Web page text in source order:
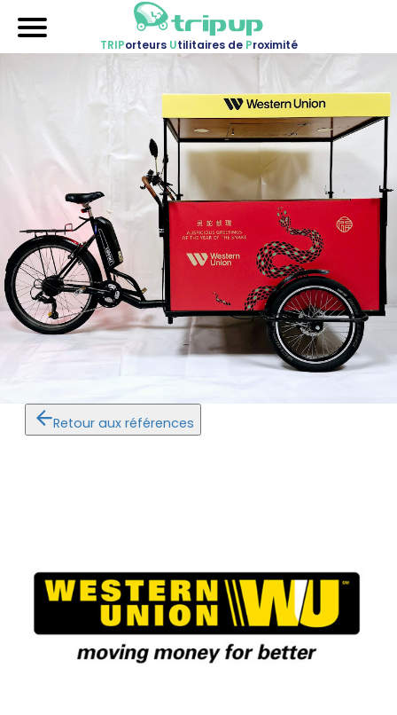
TRIPorteurs Utilitaires de Proximité
Accueil
Nos véhicules
Références
Sur-mesure
Mariages
Blog
A propos
Contactez-nous !
Retour aux références